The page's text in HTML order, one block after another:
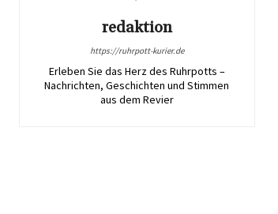
redaktion
https://ruhrpott-kurier.de
Erleben Sie das Herz des Ruhrpotts –
Nachrichten, Geschichten und Stimmen
aus dem Revier